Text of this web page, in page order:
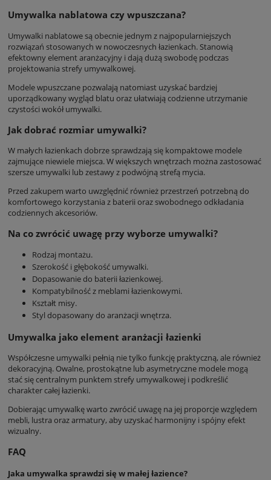
Umywalka nablatowa czy wpuszczana?
Umywalki nablatowe są obecnie jednym z najpopularniejszych
rozwiązań stosowanych w nowoczesnych łazienkach. Stanowią
efektowny element aranżacyjny i dają dużą swobodę podczas
projektowania strefy umywalkowej.
Modele wpuszczane pozwalają natomiast uzyskać bardziej
uporządkowany wygląd blatu oraz ułatwiają codzienne utrzymanie
czystości wokół umywalki.
Jak dobrać rozmiar umywalki?
W małych łazienkach dobrze sprawdzają się kompaktowe modele
zajmujące niewiele miejsca. W większych wnętrzach można zastosować
szersze umywalki lub zestawy z podwójną strefą mycia.
Przed zakupem warto uwzględnić również przestrzeń potrzebną do
komfortowego korzystania z baterii oraz swobodnego odkładania
codziennych akcesoriów.
Na co zwrócić uwagę przy wyborze umywalki?
Rodzaj montażu.
Szerokość i głębokość umywalki.
Dopasowanie do baterii łazienkowej.
Kompatybilność z meblami łazienkowymi.
Kształt misy.
Styl dopasowany do aranżacji wnętrza.
Umywalka jako element aranżacji łazienki
Współczesne umywalki pełnią nie tylko funkcję praktyczną, ale również
dekoracyjną. Owalne, prostokątne lub asymetryczne modele mogą
stać się centralnym punktem strefy umywalkowej i podkreślić
charakter całej łazienki.
Dobierając umywalkę warto zwrócić uwagę na jej proporcje względem
mebli, lustra oraz armatury, aby uzyskać harmonijny i spójny efekt
wizualny.
FAQ
Jaka umywalka sprawdzi się w małej łazience?